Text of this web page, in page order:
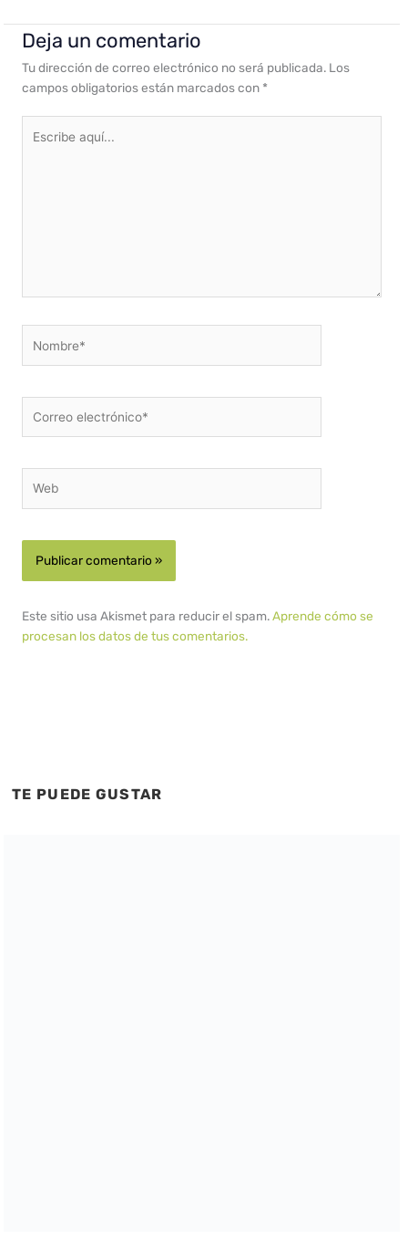
Deja un comentario
Tu dirección de correo electrónico no será publicada. Los
campos obligatorios están marcados con *
aquí...
electrónico*
Este sitio usa Akismet para reducir el spam.Aprende cómo se
procesan los datos de tus comentarios.
TE PUEDE GUSTAR